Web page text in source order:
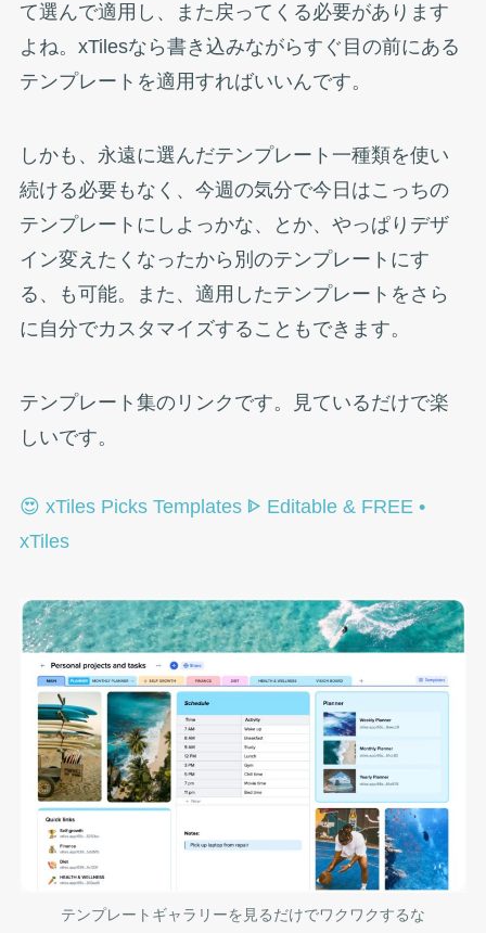
て選んで適用し、また戻ってくる必要があります
よね。xTilesなら書き込みながらすぐ目の前にある
テンプレートを適用すればいいんです。
しかも、永遠に選んだテンプレート一種類を使い
続ける必要もなく、今週の気分で今日はこっちの
テンプレートにしよっかな、とか、やっぱりデザ
イン変えたくなったから別のテンプレートにす
る、も可能。また、適用したテンプレートをさら
に自分でカスタマイズすることもできます。
テンプレート集のリンクです。見ているだけで楽
しいです。
😍 xTiles Picks Templates ᐈ Editable & FREE •
xTiles
テンプレートギャラリーを見るだけでワクワクするな